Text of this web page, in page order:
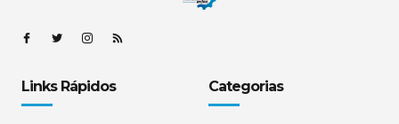
Links Rápidos Categorias